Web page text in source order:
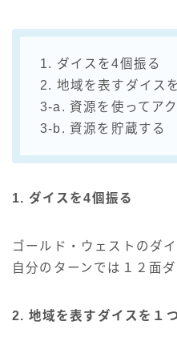
1. ダイスを4個振る
2. 地域を表すダイス
3-a. 資源を使ってア
3-b. 資源を貯蔵する
1. ダイスを4個振る
ゴールド・ウェストのダ
自分のターンでは１２面
2. 地域を表すダイスを１